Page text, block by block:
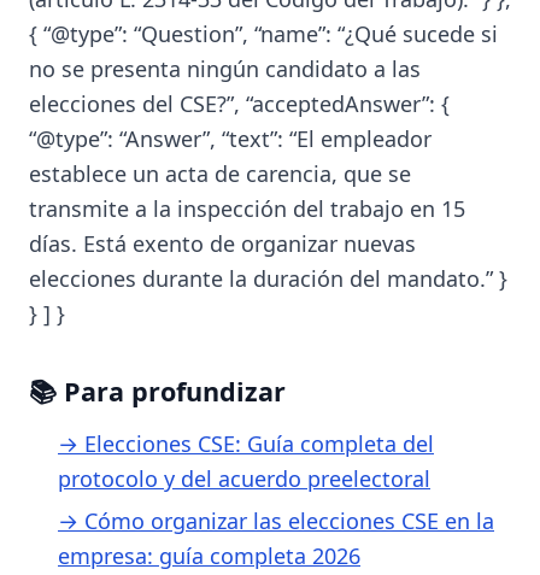
{ “@type”: “Question”, “name”: “¿Qué sucede si
no se presenta ningún candidato a las
elecciones del CSE?”, “acceptedAnswer”: {
“@type”: “Answer”, “text”: “El empleador
establece un acta de carencia, que se
transmite a la inspección del trabajo en 15
días. Está exento de organizar nuevas
elecciones durante la duración del mandato.” }
} ] }
📚 Para profundizar
→ Elecciones CSE: Guía completa del
protocolo y del acuerdo preelectoral
→ Cómo organizar las elecciones CSE en la
empresa: guía completa 2026